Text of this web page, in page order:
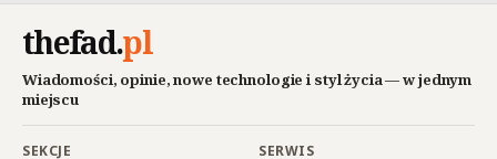
thefad.pl
Wiadomości, opinie, nowe technologie i styl życia — w jednym
miejscu
SEKCJE
SERWIS